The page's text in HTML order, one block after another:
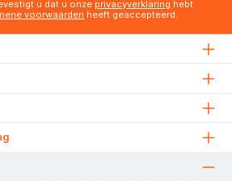
u dat u onze privacyverklaring hebt
voorwaarden heeft geaccepteerd.